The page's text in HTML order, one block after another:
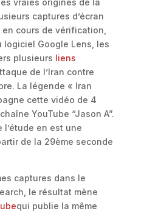
vraies origines de la
captures d’écran
cours de vérification,
logiciel Google Lens, les
plusieurs liens
de l’Iran contre
La légende « Iran
cette vidéo de 4
YouTube “Jason A”.
l’étude en est une
de la 29ème seconde
captures dans le
le résultat mène
qui publie la même